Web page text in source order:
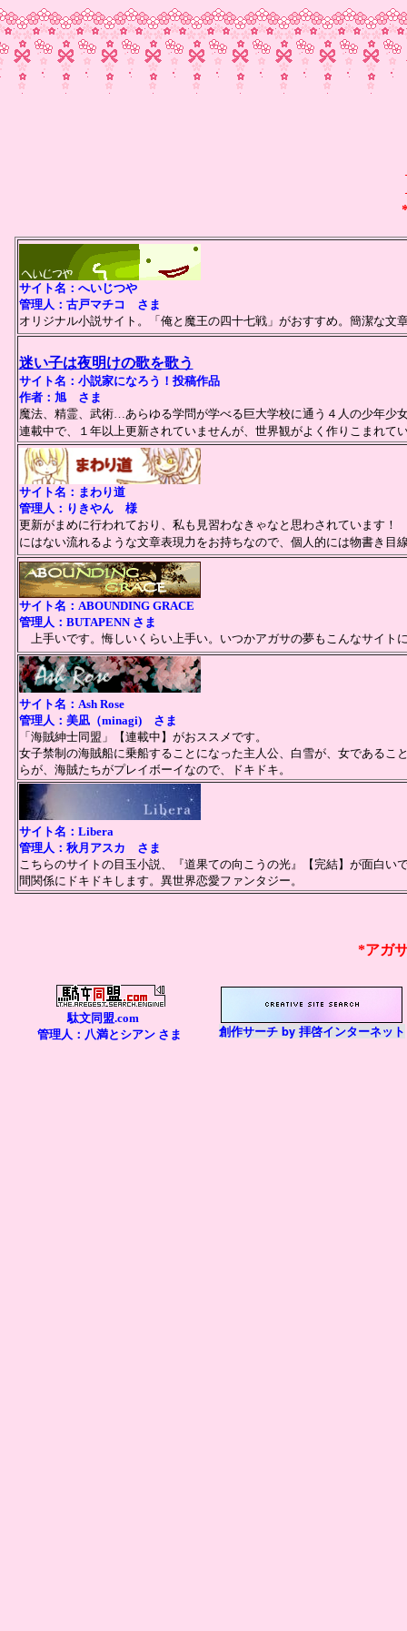
サイト名：へいじつや
管理人：古戸マチコ さま
オリジナル小説サイト。「俺と魔王の四十七戦」がおすすめ。簡潔な文
迷い子は夜明けの歌を歌う
サイト名：小説家になろう！投稿作品
作者：旭 さま
魔法、精霊、武術…あらゆる学問が学べる巨大学校に通う４人の少年少
連載中で、１年以上更新されていませんが、世界観がよく作りこまれて
サイト名：まわり道
管理人：りきやん 様
更新がまめに行われており、私も見習わなきゃなと思わされています
にはない流れるような文章表現力をお持ちなので、個人的には物書き目
サイト名：ABOUNDING GRACE
管理人：BUTAPENN さま
上手いです。悔しいくらい上手い。いつかアガサの夢もこんなサイ
サイト名：Ash Rose
管理人：美凪（minagi) さま
「海賊紳士同盟」【連載中】がおススメです。
女子禁制の海賊船に乗船することになった主人公、白雪が、女である
らが、海賊たちがプレイボーイなので、ドキドキ。
サイト名：Libera
管理人：秋月アスカ さま
こちらのサイトの目玉小説、『道果ての向こうの光』【完結】が面白
間関係にドキドキします。異世界恋愛ファンタジー。
*アガ
駄文同盟.com
管理人：八満とシアン さま
創作サーチ by 拝啓インターネット